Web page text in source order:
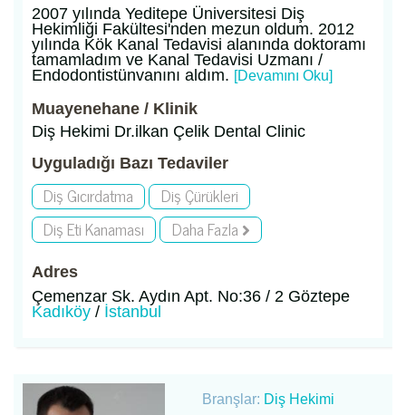
2007 yılında Yeditepe Üniversitesi Diş
Hekimliği Fakültesi'nden mezun oldum. 2012
yılında Kök Kanal Tedavisi alanında doktoramı
tamamladım ve Kanal Tedavisi Uzmanı /
Endodontistünvanını aldım. [Devamını Oku]
Muayenehane / Klinik
Diş Hekimi Dr.ilkan Çelik Dental Clinic
Uyguladığı Bazı Tedaviler
Diş Gıcırdatma
Diş Çürükleri
Diş Eti Kanaması
Daha Fazla
Adres
Çemenzar Sk. Aydın Apt. No:36 / 2 Göztepe
Kadıköy / İstanbul
Branşlar: Diş Hekimi